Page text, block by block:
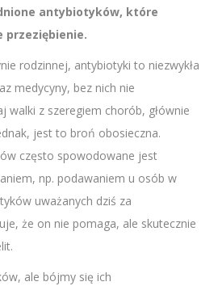
antybiotyków, które
przeziębienie.
rodzinnej, antybiotyki to niezwykła
medycyny, bez nich nie
walki z szeregiem chorób, głównie
jest to broń obosieczna.
często spowodowane jest
np. podawaniem u osób w
uważanych dziś za
że on nie pomaga, ale skutecznie
ale bójmy się ich